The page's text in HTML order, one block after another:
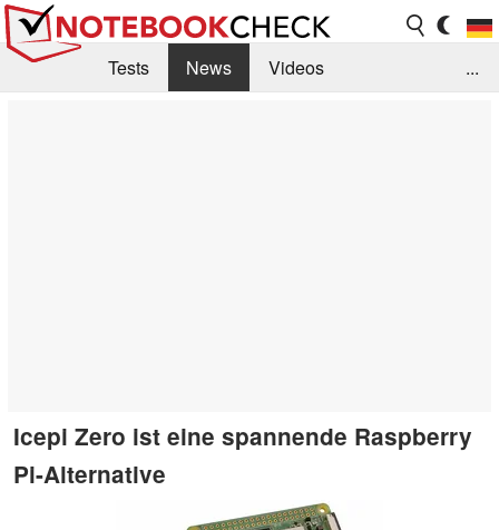
Tests News
Videos
...
Icepi Zero ist eine spannende Raspberry
Pi-Alternative